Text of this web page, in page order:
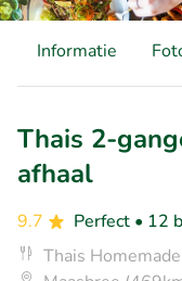
Informatie
Thais 2-
afhaal
9.7 Perfect • 12
Thais